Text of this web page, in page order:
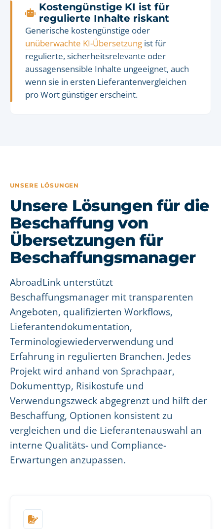
Kostengünstige KI ist für
regulierte Inhalte riskant
Generische kostengünstige oder
unüberwachte KI-Übersetzung ist für
regulierte, sicherheitsrelevante oder
aussagensensible Inhalte ungeeignet, auch
wenn sie in ersten Lieferantenvergleichen
pro Wort günstiger erscheint.
UNSERE LÖSUNGEN
Unsere Lösungen für die
Beschaffung von
Übersetzungen für
Beschaffungsmanager
AbroadLink unterstützt
Beschaffungsmanager mit transparenten
Angeboten, qualifizierten Workflows,
Lieferantendokumentation,
Terminologiewiederverwendung und
Erfahrung in regulierten Branchen. Jedes
Projekt wird anhand von Sprachpaar,
Dokumenttyp, Risikostufe und
Verwendungszweck abgegrenzt und hilft der
Beschaffung, Optionen konsistent zu
vergleichen und die Lieferantenauswahl an
interne Qualitäts- und Compliance-
Erwartungen anzupassen.